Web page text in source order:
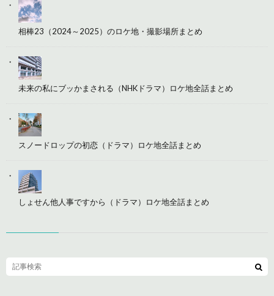
相棒23（2024～2025）のロケ地・撮影場所まとめ
未来の私にブッかまされる（NHKドラマ）ロケ地全話まとめ
スノードロップの初恋（ドラマ）ロケ地全話まとめ
しょせん他人事ですから（ドラマ）ロケ地全話まとめ